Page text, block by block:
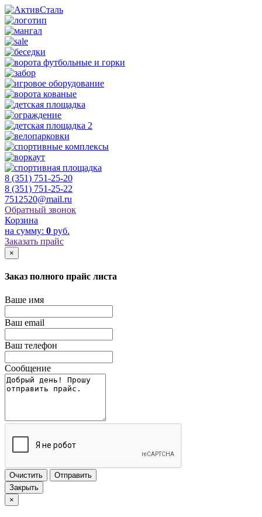
8 (351) 751-25-20
8 (351) 751-25-22
7512520@mail.ru
Обратный звонок
Корзина
на сумму: 0 руб.
Заказать прайс
×
Заказ полного прайс листа
Ваше имя
Ваш email
Ваш телефон
Сообщение
Очистить
Отправить
Закрыть
×